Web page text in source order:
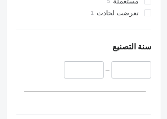
تعرضت لحادث
سنة التصنيع
–